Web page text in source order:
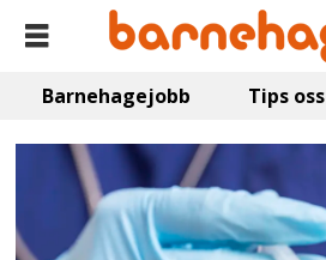
Barnehagejobb Tips oss